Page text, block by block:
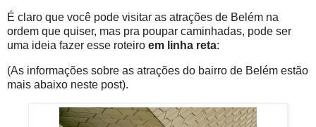
É claro que você pode visitar as atrações de Belém na
ordem que quiser, mas pra poupar caminhadas, pode ser
uma ideia fazer esse roteiro em linha reta:
(As informações sobre as atrações do bairro de Belém estão
mais abaixo neste post).